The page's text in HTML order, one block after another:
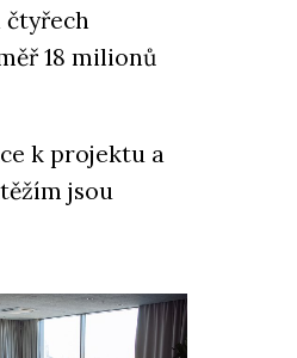
čtyřech
18 milionů
k projektu a
jsou